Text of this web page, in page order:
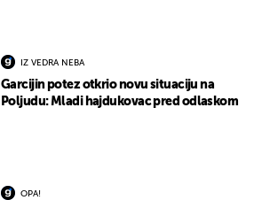
IZ VEDRA NEBA
Garcijin potez otkrio novu situaciju na
Poljudu: Mladi hajdukovac pred odlaskom
OPA!